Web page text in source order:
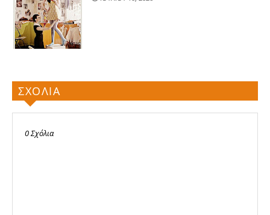
ΣΧΟΛΙΑ
0 Σχόλια